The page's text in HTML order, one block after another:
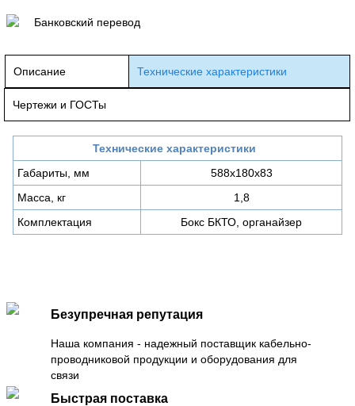
Банковский перевод
Описание Технические характеристики
Чертежи и ГОСТы
Технические характеристики
Габариты, мм
588х180х83
Масса, кг
1,8
Комплектация
Бокс БКТО, органайзер
Безупречная репутация
Наша компания - надежный поставщик кабельно-
проводниковой продукции и оборудования для
связи
Быстрая поставка